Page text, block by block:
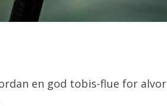
en god tobis-flue for alvor